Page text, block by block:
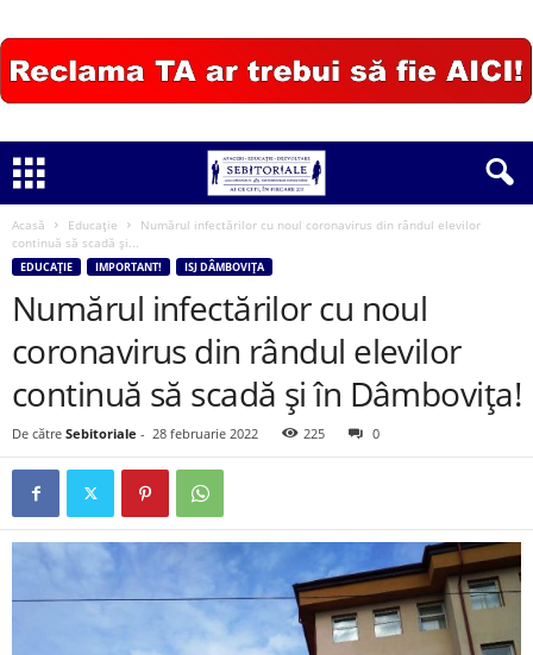
Acasă Educație
Numărul infectărilor cu noul coronavirus din rândul elevilor
continuă să scadă și...
EDUCAȚIE IMPORTANT! ISJ DÂMBOVIȚA
Numărul infectărilor cu noul
coronavirus din rândul elevilor
continuă să scadă și în Dâmbovița!
De către Sebitoriale - 28 februarie 2022 225 0